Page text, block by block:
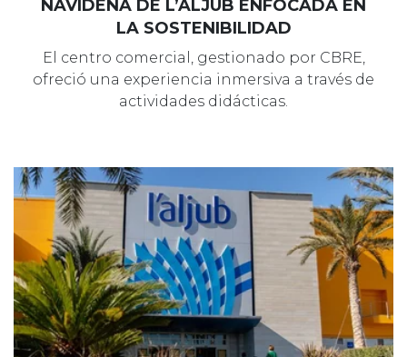
NAVIDEÑA DE L’ALJUB ENFOCADA EN
LA SOSTENIBILIDAD
El centro comercial, gestionado por CBRE,
ofreció una experiencia inmersiva a través de
actividades didácticas.